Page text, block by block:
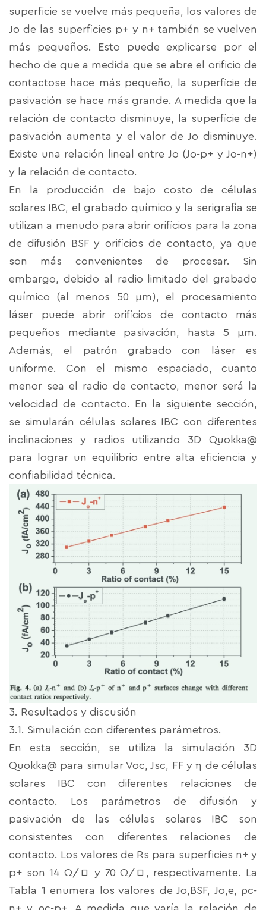
superficie se vuelve más pequeña, los valores de
Jo de las superficies p+ y n+ también se vuelven
más pequeños. Esto puede explicarse por el
hecho de que a medida que se abre el orificio de
contactose hace más pequeño, la superficie de
pasivación se hace más grande. A medida que la
relación de contacto disminuye, la superficie de
pasivación aumenta y el valor de Jo disminuye.
Existe una relación lineal entre Jo (Jo-p+ y Jo-n+)
y la relación de contacto.
En la producción de bajo costo de células
solares IBC, el grabado químico y la serigrafía se
utilizan a menudo para abrir orificios para la zona
de difusión BSF y orificios de contacto, ya que
son más convenientes de procesar. Sin
embargo, debido al radio limitado del grabado
químico (al menos 50 μm), el procesamiento
láser puede abrir orificios de contacto más
pequeños mediante pasivación, hasta 5 μm.
Además, el patrón grabado con láser es
uniforme. Con el mismo espaciado, cuanto
menor sea el radio de contacto, menor será la
velocidad de contacto. En la siguiente sección,
se simularán células solares IBC con diferentes
inclinaciones y radios utilizando 3D Quokka@
para lograr un equilibrio entre alta eficiencia y
confiabilidad técnica.
3. Resultados y discusión
3.1. Simulación con diferentes parámetros.
En esta sección, se utiliza la simulación 3D
Quokka@ para simular Voc, Jsc, FF y η de células
solares IBC con diferentes relaciones de
contacto. Los parámetros de difusión y
pasivación de las células solares IBC son
consistentes con diferentes relaciones de
contacto. Los valores de Rs para superficies n+ y
p+ son 14 Ω/□ y 70 Ω/□, respectivamente. La
Tabla 1 enumera los valores de Jo,BSF, Jo,e, ρc-